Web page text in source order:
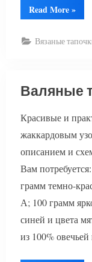
Read More»
Вязаные
Валяные
Красивые и
жаккардовым
описанием и
Вам
грамм темно-
А; 100 грамм
синей и цвета
из 100%